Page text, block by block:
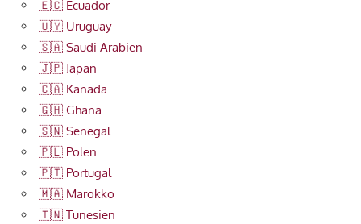
🇪🇨 Ecuador
🇺🇾 Uruguay
🇸🇦 Saudi Arabien
🇯🇵 Japan
🇨🇦 Kanada
🇬🇭 Ghana
🇸🇳 Senegal
🇵🇱 Polen
🇵🇹 Portugal
🇲🇦 Marokko
🇹🇳 Tunesien